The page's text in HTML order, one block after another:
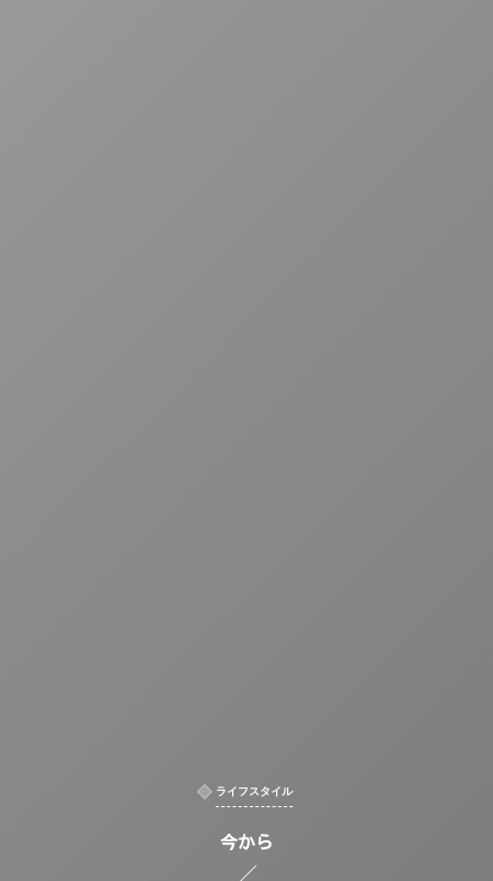
ライフスタイル
今から